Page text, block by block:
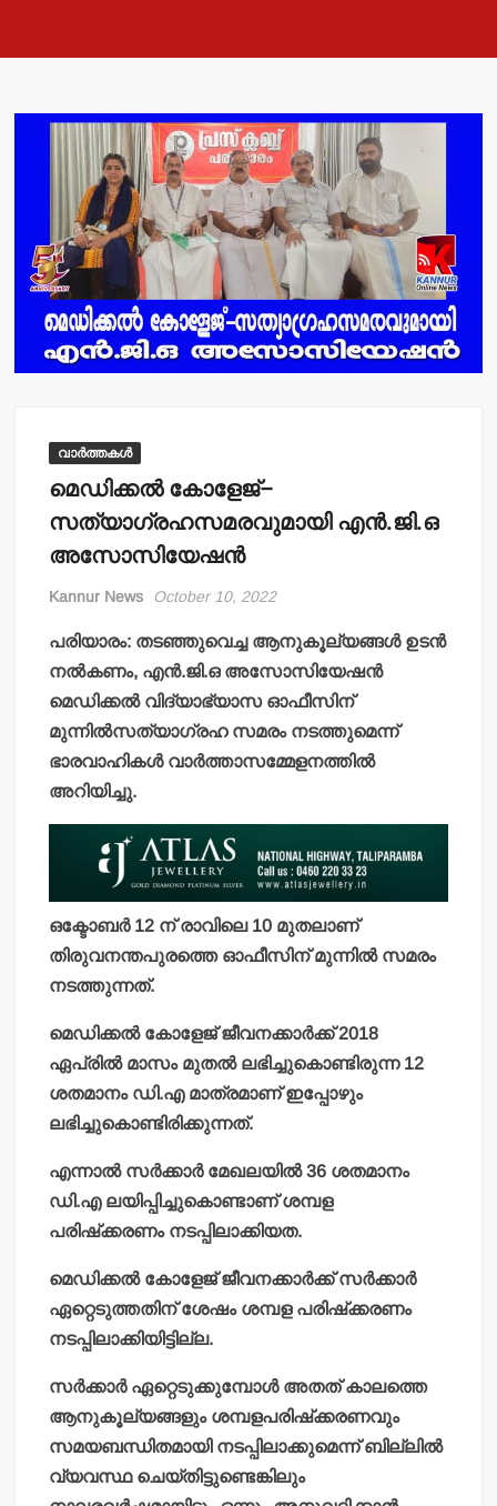
വാർത്തകൾ
മെഡിക്കല്‍ കോളേജ്–
സത്യാഗ്രഹസമരവുമായി എന്‍.ജി.ഒ
അസോസിയേഷന്‍
Kannur News October 10, 2022
പരിയാരം: തടഞ്ഞുവെച്ച ആനുകൂല്യങ്ങള്‍ ഉടന്‍
നല്‍കണം, എന്‍.ജി.ഒ അസോസിയേഷന്‍
മെഡിക്കല്‍ വിദ്യാഭ്യാസ ഓഫീസിന്
മുന്നില്‍സത്യാഗ്രഹ സമരം നടത്തുമെന്ന്
ഭാരവാഹികള്‍ വാര്‍ത്താസമ്മേളനത്തില്‍
അറിയിച്ചു.
ഒക്ടോബര്‍ 12 ന് രാവിലെ 10 മുതലാണ്
തിരുവനന്തപുരത്തെ ഓഫീസിന് മുന്നില്‍ സമരം
നടത്തുന്നത്.
മെഡിക്കല്‍ കോളേജ് ജീവനക്കാര്‍ക്ക് 2018
ഏപ്രില്‍ മാസം മുതല്‍ ലഭിച്ചുകൊണ്ടിരുന്ന 12
ശതമാനം ഡി.എ മാത്രമാണ് ഇപ്പോഴും
ലഭിച്ചുകൊണ്ടിരിക്കുന്നത്.
എന്നാല്‍ സര്‍ക്കാര്‍ മേഖലയില്‍ 36 ശതമാനം
ഡി.എ ലയിപ്പിച്ചുകൊണ്ടാണ് ശമ്പള
പരിഷ്‌ക്കരണം നടപ്പിലാക്കിയത.
മെഡിക്കല്‍ കോളേജ് ജീവനക്കാര്‍ക്ക് സര്‍ക്കാര്‍
ഏറ്റെടുത്തതിന് ശേഷം ശമ്പള പരിഷ്‌ക്കരണം
നടപ്പിലാക്കിയിട്ടില്ല.
സര്‍ക്കാര്‍ ഏറ്റെടുക്കുമ്പോള്‍ അതത് കാലത്തെ
ആനുകൂല്യങ്ങളും ശമ്പളപരിഷ്‌ക്കരണവും
സമയബന്ധിതമായി നടപ്പിലാക്കുമെന്ന് ബില്ലില്‍
വ്യവസ്ഥ ചെയ്തിട്ടുണ്ടെങ്കിലും